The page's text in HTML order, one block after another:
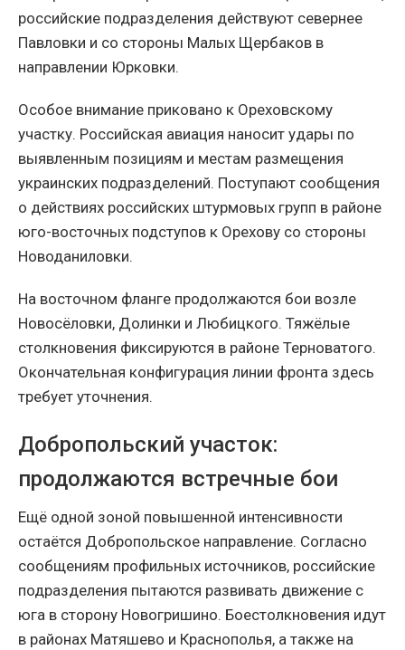
российские подразделения действуют севернее
Павловки и со стороны Малых Щербаков в
направлении Юрковки.
Особое внимание приковано к Ореховскому
участку. Российская авиация наносит удары по
выявленным позициям и местам размещения
украинских подразделений. Поступают сообщения
о действиях российских штурмовых групп в районе
юго-восточных подступов к Орехову со стороны
Новоданиловки.
На восточном фланге продолжаются бои возле
Новосёловки, Долинки и Любицкого. Тяжёлые
столкновения фиксируются в районе Терноватого.
Окончательная конфигурация линии фронта здесь
требует уточнения.
Добропольский участок:
продолжаются встречные бои
Ещё одной зоной повышенной интенсивности
остаётся Добропольское направление. Согласно
сообщениям профильных источников, российские
подразделения пытаются развивать движение с
юга в сторону Новогришино. Боестолкновения идут
в районах Матяшево и Краснополья, а также на